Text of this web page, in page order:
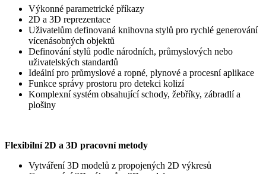
Výkonné parametrické příkazy
2D a 3D reprezentace
Uživatelům definovaná knihovna stylů pro rychlé generování
vícenásobných objektů
Definování stylů podle národních, průmyslových nebo
uživatelských standardů
Ideální pro průmyslové a ropné, plynové a procesní aplikace
Funkce správy prostoru pro detekci kolizí
Komplexní systém obsahující schody, žebříky, zábradlí a
plošiny
Flexibilní 2D a 3D pracovní metody
Vytváření 3D modelů z propojených 2D výkresů